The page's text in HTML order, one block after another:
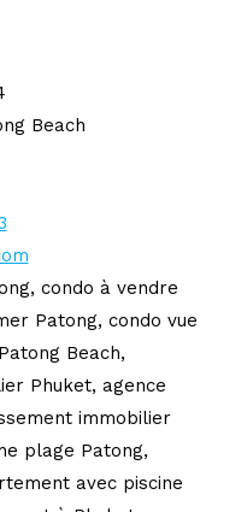
Beach
condo à vendre
Patong, condo vue
Beach,
Phuket, agence
immobilier
plage Patong,
avec piscine